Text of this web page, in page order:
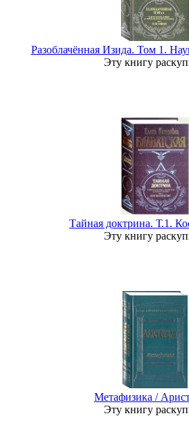
Разоблачённая Изида. Том 1.
Эту книгу
Тайная доктрина. Т.1.
Эту книгу
Метафизика /
Эту книгу